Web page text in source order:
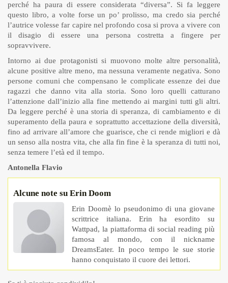
perché ha paura di essere considerata “diversa”. Si fa leggere
questo libro, a volte forse un po’ prolisso, ma credo sia perché
l’autrice volesse far capire nel profondo cosa si prova a vivere con
il disagio di essere una persona costretta a fingere per
sopravvivere.
Intorno ai due protagonisti si muovono molte altre personalità,
alcune positive altre meno, ma nessuna veramente negativa. Sono
persone comuni che compensano le complicate essenze dei due
ragazzi che danno vita alla storia. Sono loro quelli catturano
l’attenzione dall’inizio alla fine mettendo ai margini tutti gli altri.
Da leggere perché è una storia di speranza, di cambiamento e di
superamento della paura e soprattutto accettazione della diversità,
fino ad arrivare all’amore che guarisce, che ci rende migliori e dà
un senso alla nostra vita, che alla fin fine è la speranza di tutti noi,
senza temere l’età ed il tempo.
Antonella Flavio
Alcune note su Erin Doom
Erin Doomè lo pseudonimo di una giovane
scrittrice italiana. Erin ha esordito su
Wattpad, la piattaforma di social reading più
famosa al mondo, con il nickname
DreamsEater. In poco tempo le sue storie
hanno conquistato il cuore dei lettori.